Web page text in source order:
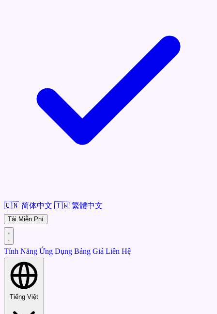
🇨🇳 简体中文 🇹🇼 繁體中文
Tải Miễn Phí
Tính Năng Ứng Dụng Bảng Giá Liên Hệ
Tiếng Việt